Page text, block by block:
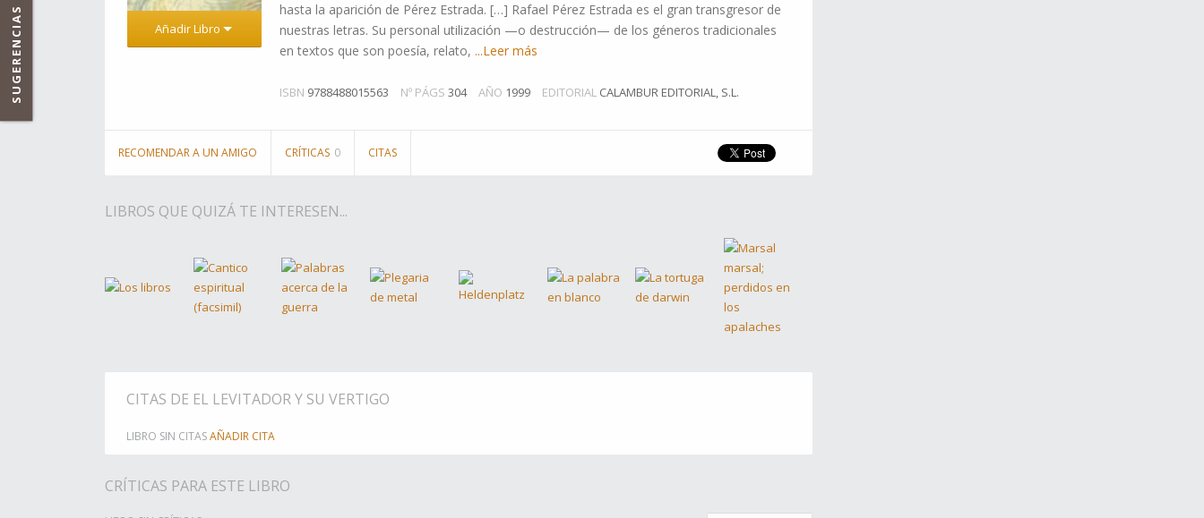
Añadir Libro
hasta la aparición de Pérez Estrada. […] Rafael Pérez Estrada es el gran transgresor de
nuestras letras. Su personal utilización —o destrucción— de los géneros tradicionales
en textos que son poesía, relato, ...Leer más
ISBN 9788488015563 Nº PÁGS 304 AÑO 1999 EDITORIAL CALAMBUR EDITORIAL, S.L.
RECOMENDAR A UN AMIGO CRÍTICAS 0 CITAS
LIBROS QUE QUIZÁ TE INTERESEN...
CITAS DE EL LEVITADOR Y SU VERTIGO
LIBRO SIN CITASAÑADIR CITA
CRÍTICAS PARA ESTE LIBRO
SUGERENCIAS